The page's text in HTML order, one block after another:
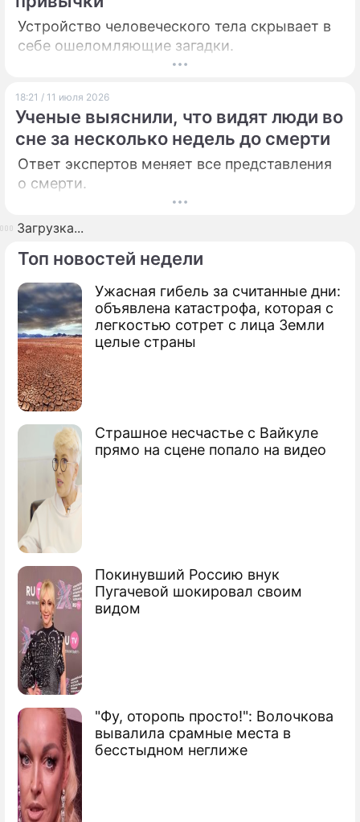
Топ новостей недели
Ужасная гибель за считанные дни:
объявлена катастрофа, которая с
легкостью сотрет с лица Земли
целые страны
Страшное несчастье с Вайкуле
прямо на сцене попало на видео
Покинувший Россию внук
Пугачевой шокировал своим
видом
"Фу, оторопь просто!": Волочкова
вывалила срамные места в
бесстыдном неглиже
Устройство человеческого тела скрывает в
себе ошеломляющие загадки.
18:21 / 11 июля 2026
Ученые выяснили, что видят люди во
сне за несколько недель до смерти
Ответ экспертов меняет все представления
о смерти.
Загрузка...